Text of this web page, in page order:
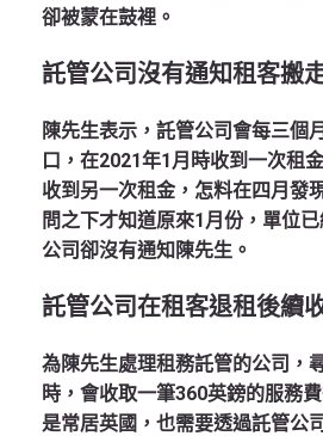
卻被蒙在鼓裡。
託管公司沒有通知租客搬
陳先生表示，託管公司會每三個
口，在2021年1月時收到一次租
收到另一次租金，怎料在四月發
問之下才知道原來1月份，單位
公司卻沒有通知陳先生。
託管公司在租客退租後續
為陳先生處理租務託管的公司，
時，會收取一筆360英鎊的服務
是常居英國，也需要透過託管公